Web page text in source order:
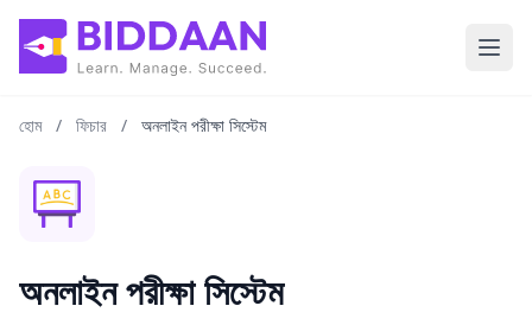
মূল কন্টেন্টে যান
হোম / ফিচার / অনলাইন পরীক্ষা সিস্টেম
অনলাইন পরীক্ষা সিস্টেম